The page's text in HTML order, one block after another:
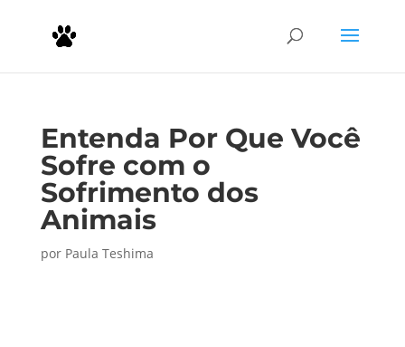
Entenda Por Que Você
Sofre com o
Sofrimento dos
Animais
por Paula Teshima